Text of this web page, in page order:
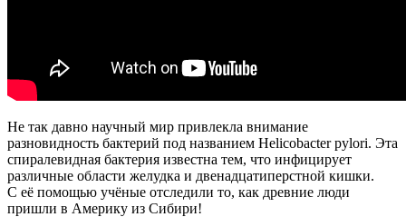
Не так давно научный мир привлекла внимание
разновидность бактерий под названием Helicobacter pylori. Эта
спиралевидная бактерия известна тем, что инфицирует
различные области желудка и двенадцатиперстной кишки.
С её помощью учёные отследили то, как древние люди
пришли в Америку из Сибири!